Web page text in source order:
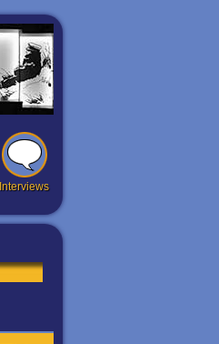
Interviews